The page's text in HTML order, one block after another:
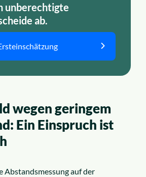
unberechtigte
ab.
wegen geringem
Ein Einspruch ist
Abstandsmessung auf der